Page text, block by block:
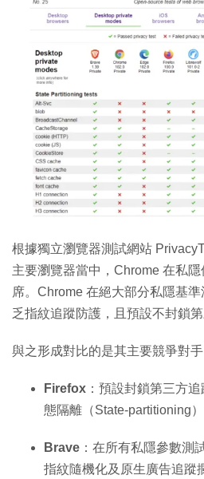
根據獨立瀏覽器測試網站
主要瀏覽器當中，Chrome 在私
席。Chrome 在絕大部分私隱基
乏指紋追蹤防護，且預設不封鎖第
與之形成對比的是其主要競爭對手
Firefox ：預設封鎖第三方
態隔離（State-partitioning）
Brave ：在所有私隱參數測
指紋隨機化及原生廣告追蹤